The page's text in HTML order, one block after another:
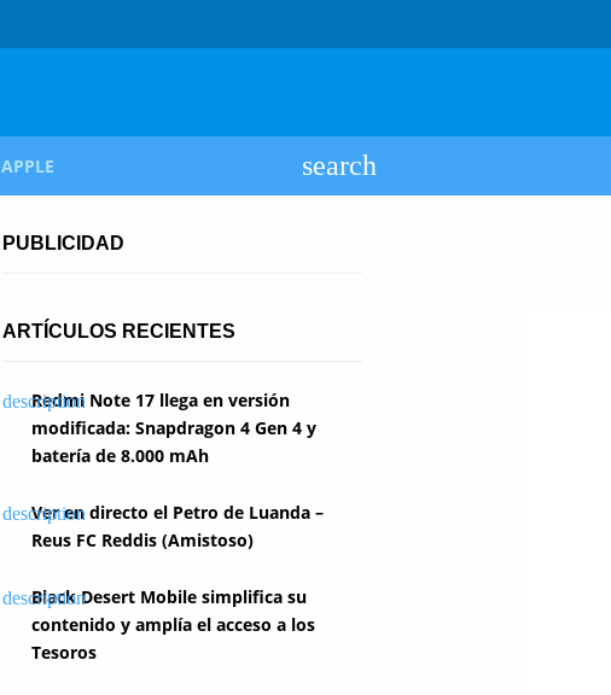
APPLE
PUBLICIDAD
ARTÍCULOS RECIENTES
Redmi Note 17 llega en versión
modificada: Snapdragon 4 Gen 4 y
batería de 8.000 mAh
Ver en directo el Petro de Luanda –
Reus FC Reddis (Amistoso)
Black Desert Mobile simplifica su
contenido y amplía el acceso a los
Tesoros